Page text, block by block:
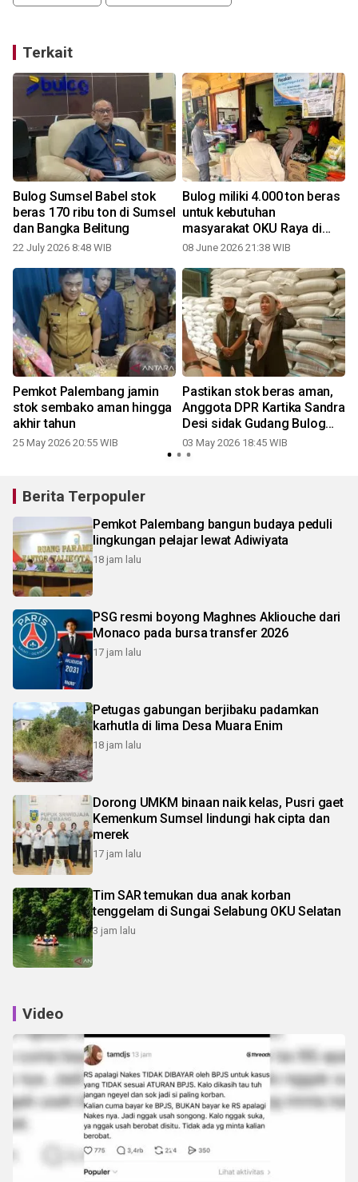
Terkait
Bulog Sumsel Babel stok
beras 170 ribu ton di Sumsel
dan Bangka Belitung
22 July 2026 8:48 WIB
Bulog miliki 4.000 ton beras
untuk kebutuhan
masyarakat OKU Raya di
tiga kabupaten
08 June 2026 21:38 WIB
Pemkot Palembang jamin
stok sembako aman hingga
akhir tahun
25 May 2026 20:55 WIB
Pastikan stok beras aman,
Anggota DPR Kartika Sandra
Desi sidak Gudang Bulog
Lubuklinggau
03 May 2026 18:45 WIB
Berita Terpopuler
Pemkot Palembang bangun budaya peduli
lingkungan pelajar lewat Adiwiyata
18 jam lalu
PSG resmi boyong Maghnes Akliouche dari
Monaco pada bursa transfer 2026
17 jam lalu
Petugas gabungan berjibaku padamkan
karhutla di lima Desa Muara Enim
18 jam lalu
Dorong UMKM binaan naik kelas, Pusri gaet
Kemenkum Sumsel lindungi hak cipta dan
merek
17 jam lalu
Tim SAR temukan dua anak korban
tenggelam di Sungai Selabung OKU Selatan
3 jam lalu
Video